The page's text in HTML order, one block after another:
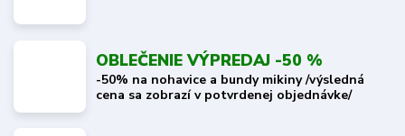
OBLEČENIE VÝPREDAJ -50 %
-50% na nohavice a bundy mikiny /výsledná
cena sa zobrazí v potvrdenej objednávke/